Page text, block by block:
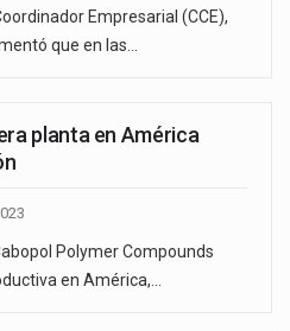
Empresarial (CCE),
que en las…
planta en América
Polymer Compounds
en América,…